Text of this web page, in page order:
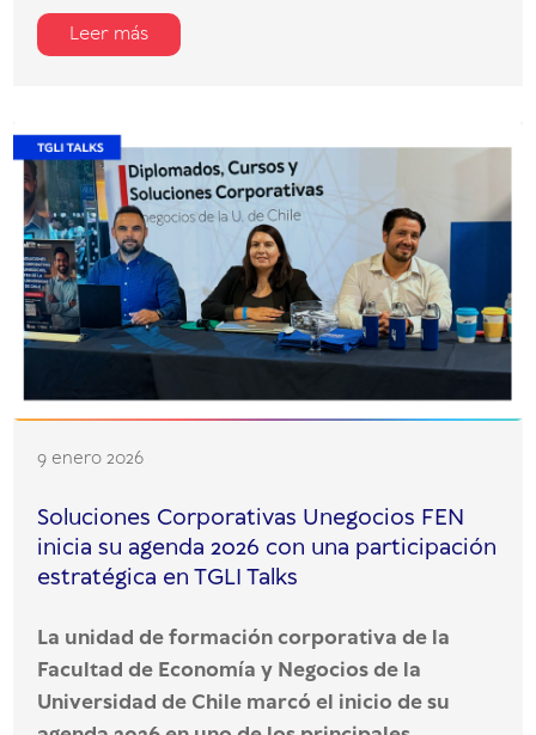
Leer más
9 enero 2026
Soluciones Corporativas Unegocios FEN
inicia su agenda 2026 con una participación
estratégica en TGLI Talks
La unidad de formación corporativa de la
Facultad de Economía y Negocios de la
Universidad de Chile marcó el inicio de su